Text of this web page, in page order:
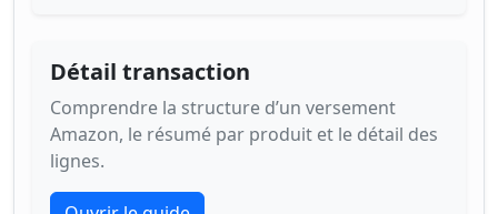
Détail transaction
Comprendre la structure d’un versement
Amazon, le résumé par produit et le détail des
lignes.